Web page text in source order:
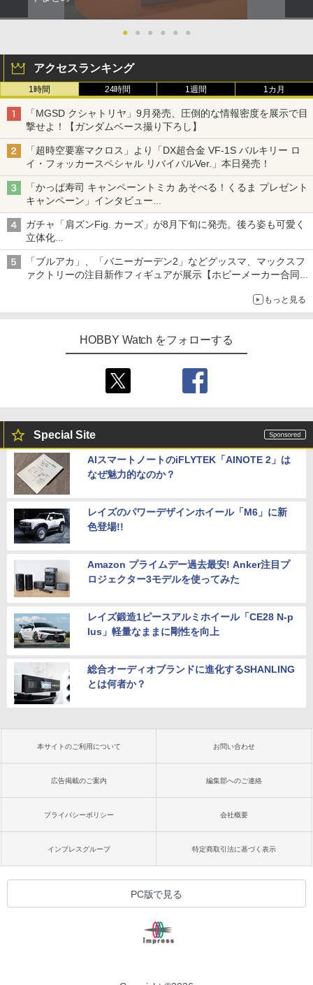
● ● ● ● ● ●
アクセスランキング
1時間 24時間 1週間 1カ月
「MGSD クシャトリヤ」9月発売、圧倒的な情報密度を展示で目
撃せよ！【ガンダムベース撮り下ろし】
「超時空要塞マクロス」より「DX超合金 VF-1S バルキリー ロ
イ・フォッカースペシャル リバイバルVer.」本日発売！
「かっぱ寿司 キャンペーントミカ あそべる！くるま プレゼント
キャンペーン」インタビュー
子どもが楽しめるかっぱ寿司ならではの体験とコラボの楽しさを
追求
ガチャ「肩ズンFig. カーズ」が8月下旬に発売。後ろ姿も可愛く
立体化
ライトニング・マックィーンやメーターなど4種がラインナップ
「ブルアカ」、「バニーガーデン2」などグッスマ、マックスフ
ァクトリーの注目新作フィギュアが展示【ホビーメーカー合同展
もっと見る
HOBBY Watch をフォローする
Special Site
AIスマートノートのiFLYTEK「AINOTE 2」は
なぜ魅力的なのか？
レイズのパワーデザインホイール「M6」に新
色登場!!
Amazon プライムデー過去最安! Anker注目プ
ロジェクター3モデルを使ってみた
レイズ鍛造1ピースアルミホイール「CE28 N-p
lus」軽量なままに剛性を向上
総合オーディオブランドに進化するSHANLING
とは何者か？
本サイトのご利用について お問い合わせ
広告掲載のご案内 編集部へのご連絡
プライバシーポリシー 会社概要
インプレスグループ 特定商取引法に基づく表示
PC版で見る